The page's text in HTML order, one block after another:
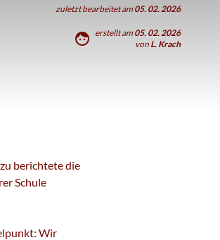
zuletzt bearbeitet am05. 02. 2026
face erstellt am05. 02. 2026
von L. Krach
berichtete die
Schule
Wir